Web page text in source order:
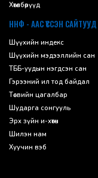
Хөтөлбөрүүд
ННФ - ААС ҮҮССЭН САЙТУУД
Шүүхийн индекс
Шүүхийн мэдээллийн сан
ТББ-уудын нэгдсэн сан
Гэрээний ил тод байдал
Төсвийн цагалбар
Шударга сонгууль
Эрх зүйн и-хөтөч
Шилэн нам
Хуучин вэб